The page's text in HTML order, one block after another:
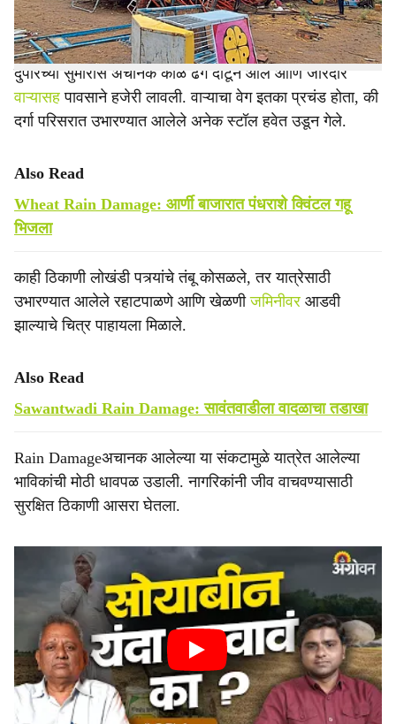
आर्थिक नुकसान झाले.
दुपारच्या सुमारास अचानक काळे ढग दाटून आले आणि जोरदार
वाऱ्यासहपावसाने हजेरी लावली. वाऱ्याचा वेग इतका प्रचंड होता, की
दर्गा परिसरात उभारण्यात आलेले अनेक स्टॉल हवेत उडून गेले.
Also Read
Wheat Rain Damage: आर्णी बाजारात पंधराशे क्विंटल गहू
भिजला
काही ठिकाणी लोखंडी पत्र्यांचे तंबू कोसळले, तर यात्रेसाठी
उभारण्यात आलेले रहाटपाळणे आणि खेळणीजमिनीवर आडवी
झाल्याचे चित्र पाहायला मिळाले.
Also Read
Sawantwadi Rain Damage: सावंतवाडीला वादळाचा तडाखा
Rain Damageअचानक आलेल्या या संकटामुळे यात्रेत आलेल्या
भाविकांची मोठी धावपळ उडाली. नागरिकांनी जीव वाचवण्यासाठी
सुरक्षित ठिकाणी आसरा घेतला.